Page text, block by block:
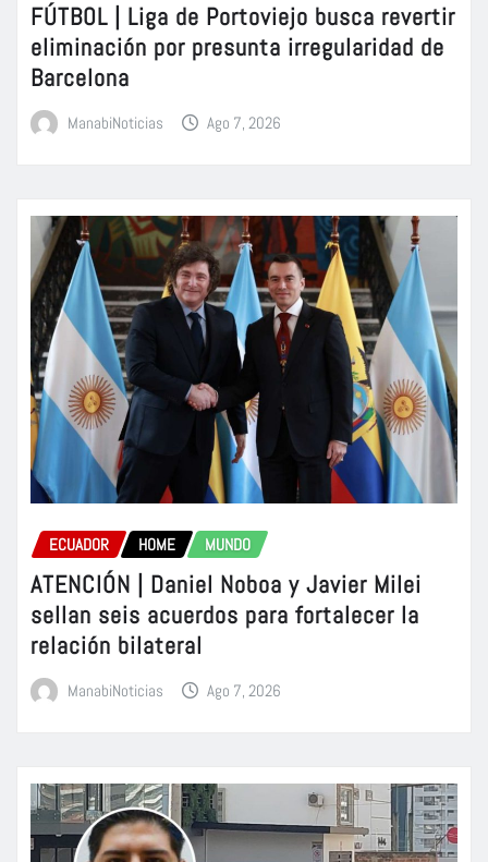
FÚTBOL | Liga de Portoviejo busca revertir
eliminación por presunta irregularidad de
Barcelona
ManabiNoticias Ago 7, 2026
ECUADOR HOME MUNDO
ATENCIÓN | Daniel Noboa y Javier Milei
sellan seis acuerdos para fortalecer la
relación bilateral
ManabiNoticias Ago 7, 2026